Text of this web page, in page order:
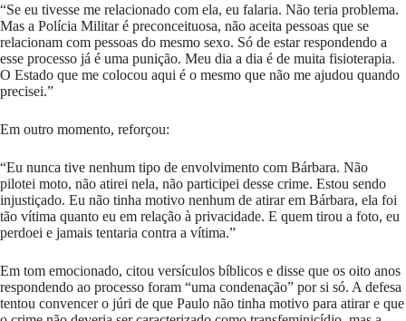
“Se eu tivesse me relacionado com ela, eu falaria. Não teria problema.
Mas a Polícia Militar é preconceituosa, não aceita pessoas que se
relacionam com pessoas do mesmo sexo. Só de estar respondendo a
esse processo já é uma punição. Meu dia a dia é de muita fisioterapia.
O Estado que me colocou aqui é o mesmo que não me ajudou quando
precisei.”
Em outro momento, reforçou:
“Eu nunca tive nenhum tipo de envolvimento com Bárbara. Não
pilotei moto, não atirei nela, não participei desse crime. Estou sendo
injustiçado. Eu não tinha motivo nenhum de atirar em Bárbara, ela foi
tão vítima quanto eu em relação à privacidade. E quem tirou a foto, eu
perdoei e jamais tentaria contra a vítima.”
Em tom emocionado, citou versículos bíblicos e disse que os oito anos
respondendo ao processo foram “uma condenação” por si só. A defesa
tentou convencer o júri de que Paulo não tinha motivo para atirar e que